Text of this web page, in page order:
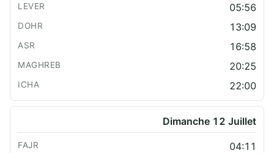
05:56
13:09
16:58
20:25
22:00
Dimanche 12 Juillet
04:11